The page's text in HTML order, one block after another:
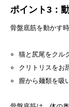
ポイント3：
骨盤底筋を動かす
猫と尻尾をクル
クリトリスをお
膣から麺類を吸